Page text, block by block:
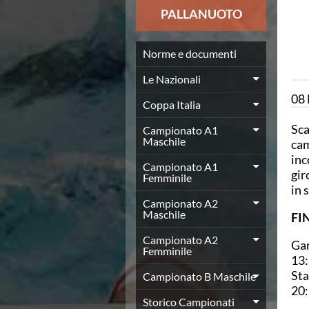
News
Europei a modo Mei
Nuoto
Eventi attività agonistica
Calendario nazionale
Norme e documenti
Risultati e Classifiche
Graduatorie
Graduatorie Stagione 2025-2026
Azzurri
Records
News
Flash News
Pallanuoto
Norme e documenti
Le Nazionali
Coppa Italia
Campionato A1 Maschile
Campionato A1 Femminile
PALLANUOTO
Norme e documenti
Le Nazionali
Coppa Italia
Campionato A1
Maschile
Campionato A1
Femminile
Campionato A2
Maschile
Campionato A2
Femminile
Campionato B Maschile
Storico Campionati
08
in